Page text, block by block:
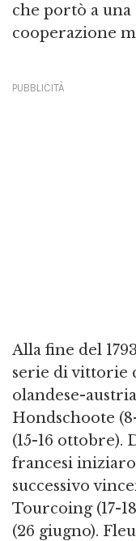
che portò a una
cooperazione
PUBBLICITÀ
Alla fine del
serie di vittorie
olandese-
Hondschoote
(15-16 ottobre).
francesi
successivo
Tourcoing (17-
(26 giugno).